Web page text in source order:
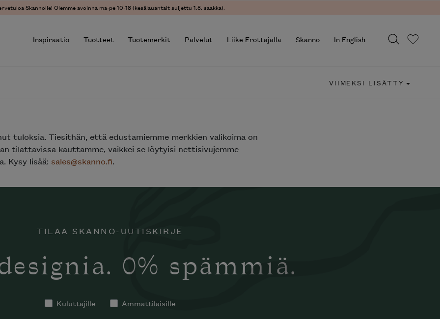
Skannolle! Olemme avoinna ma-pe 10-18 (kesälauantait suljettu 1.8. saakka).
Inspiraatio Tuotteet Tuotemerkit Palvelut Liike Erottajalla Skanno In English
VIIMEKSI LISÄTTY
tuloksia. Tiesithän, että edustamiemme merkkien valikoima on
tilattavissa kauttamme, vaikkei se löytyisi nettisivujemme
Kysy lisää: sales@skanno.fi.
TILAA SKANNO-UUTISKIRJE
0% spämmiä.
Kuluttajille Ammattilaisille